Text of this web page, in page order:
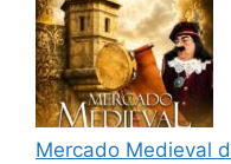
Mercado Medieval